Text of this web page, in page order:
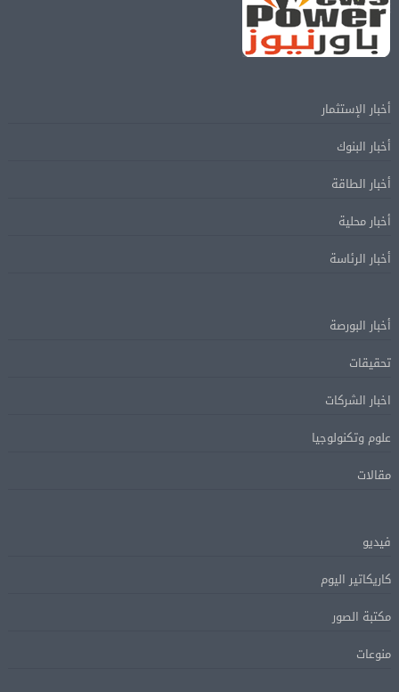
أخبار الإستثمار
أخبار البنوك
أخبار الطاقة
أخبار محلية
أخبار الرئاسة
أخبار البورصة
تحقيقات
اخبار الشركات
علوم وتكنولوجيا
مقالات
فيديو
كاريكاتير اليوم
مكتبة الصور
منوعات